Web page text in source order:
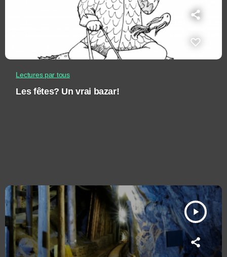
Lectures par tous
Les fêtes? Un vrai bazar!
play_arrow